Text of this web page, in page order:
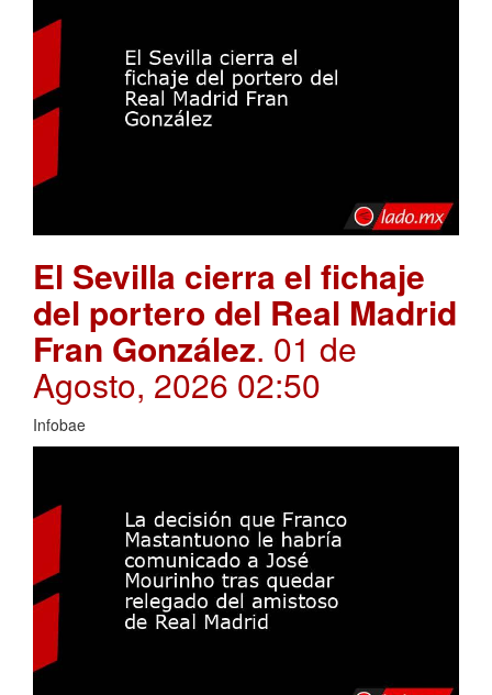
El Sevilla cierra el fichaje
del portero del Real Madrid
Fran González. 01 de
Agosto, 2026 02:50
Infobae